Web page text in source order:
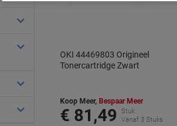
OKI 44469803 Origineel
Tonercartridge Zwart
Koop Meer, Bespaar Meer
€ 81,49
Stuk
Vanaf 3 Stuks